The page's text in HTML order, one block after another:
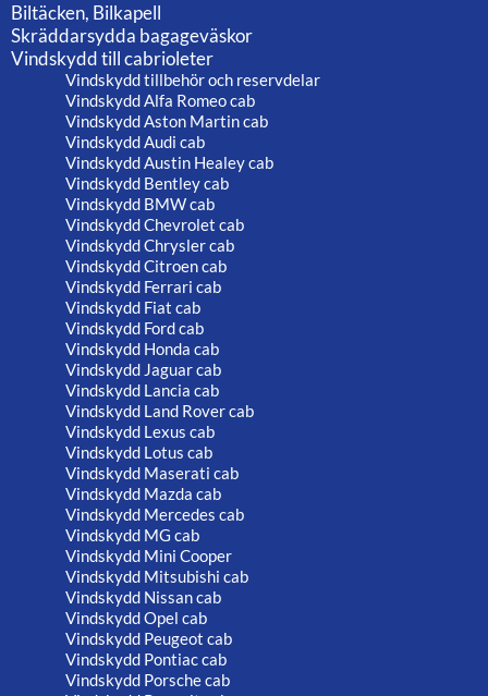
Biltäcken, Bilkapell
Skräddarsydda bagageväskor
Vindskydd till cabrioleter
Vindskydd tillbehör och reservdelar
Vindskydd Alfa Romeo cab
Vindskydd Aston Martin cab
Vindskydd Audi cab
Vindskydd Austin Healey cab
Vindskydd Bentley cab
Vindskydd BMW cab
Vindskydd Chevrolet cab
Vindskydd Chrysler cab
Vindskydd Citroen cab
Vindskydd Ferrari cab
Vindskydd Fiat cab
Vindskydd Ford cab
Vindskydd Honda cab
Vindskydd Jaguar cab
Vindskydd Lancia cab
Vindskydd Land Rover cab
Vindskydd Lexus cab
Vindskydd Lotus cab
Vindskydd Maserati cab
Vindskydd Mazda cab
Vindskydd Mercedes cab
Vindskydd MG cab
Vindskydd Mini Cooper
Vindskydd Mitsubishi cab
Vindskydd Nissan cab
Vindskydd Opel cab
Vindskydd Peugeot cab
Vindskydd Pontiac cab
Vindskydd Porsche cab